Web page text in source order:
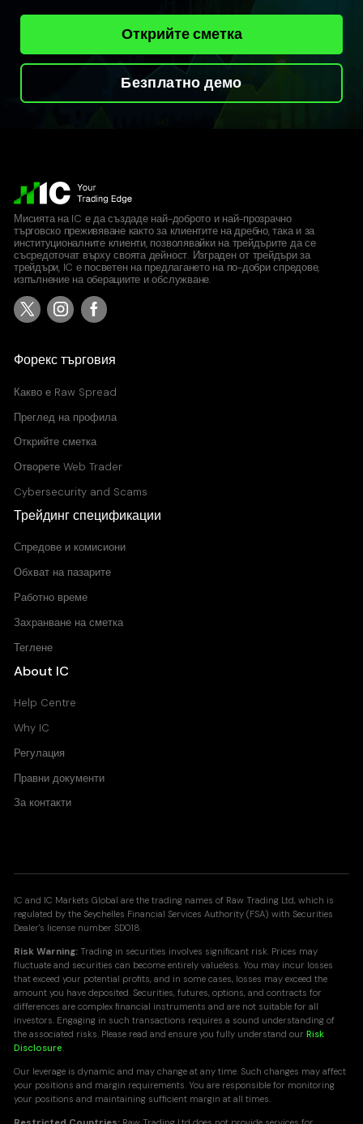
Открийте сметка
Безплатно демо
Мисията на IC е да създаде най-доброто и най-прозрачно
търговско преживяване както за клиентите на дребно, така и за
институционалните клиенти, позволявайки на трейдърите да се
съсредоточат върху своята дейност. Изграден от трейдъри за
трейдъри, IC е посветен на предлагането на по-добри спредове,
изпълнение на оберациите и обслужване.
Форекс търговия
Какво е Raw Spread
Преглед на профила
Открийте сметка
Отворете Web Trader
Cybersecurity and Scams
Трейдинг спецификации
Спредове и комисиони
Обхват на пазарите
Работно време
Захранване на сметка
Теглене
About IC
Help Centre
Why IC
Регулация
Правни документи
За контакти
IC and IC Markets Global are the trading names of Raw Trading Ltd, which is
regulated by the Seychelles Financial Services Authority (FSA) with Securities
Dealer's license number SD018.
Risk Warning: Trading in securities involves significant risk. Prices may
fluctuate and securities can become entirely valueless. You may incur losses
that exceed your potential profits, and in some cases, losses may exceed the
amount you have deposited. Securities, futures, options, and contracts for
differences are complex financial instruments and are not suitable for all
investors. Engaging in such transactions requires a sound understanding of
the associated risks. Please read and ensure you fully understand ourRisk
Disclosure.
Our leverage is dynamic and may change at any time. Such changes may affect
your positions and margin requirements. You are responsible for monitoring
your positions and maintaining sufficient margin at all times.